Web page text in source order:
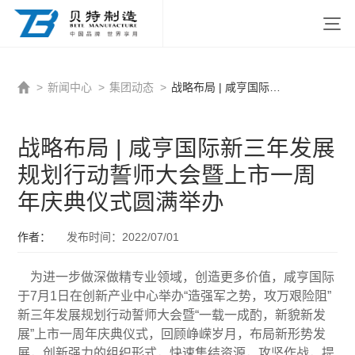
http://www.beitezhizao.com/index.php
> 新闻中心 > 集团动态 >
战略布局 | 咸亨国际新三年发展
规划行动誓师大会暨上市一周
年庆典仪式圆满举办
作者： 发布时间：2022/07/01
为进一步做深做精专业领域，创造更多价值，咸亨国际
于7月1日在创新产业中心举办“造强军之势，攻万艰险阻”
新三年发展规划行动誓师大会暨“一载一成酌，新貌新发
展”上市一周年庆典仪式，回顾峥嵘岁月，布局新形势发